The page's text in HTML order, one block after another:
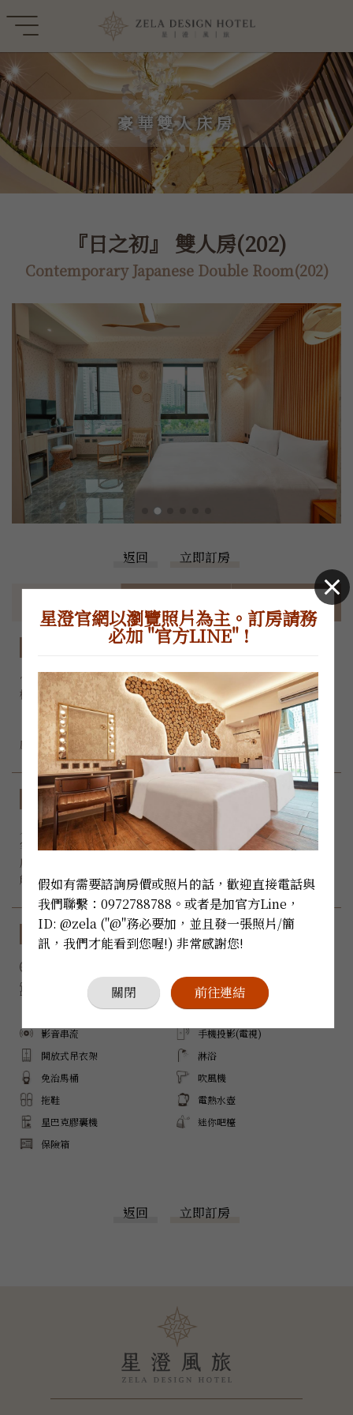
豪華雙人床房
『日之初』 雙人房(202)
Contemporary Japanese Double Room(202)
返回 立即訂房
~因為官網控房不易，正確房況和價格，請加LINE或電洽櫃
檯，感謝您的體諒~
『日系輕井澤渡假風，讓您身處在日式氛圍裡，
房型規格
入住人數：
x 2
客房床型：6呎加大Queen size雙人床
房間大小：23 m²
能否加床：無
設備與服務
三菱空調
Samsung 電視
影音串流
手機投影(電視)
開放式吊衣架
淋浴
免治馬桶
吹風機
拖鞋
電熱水壺
星巴克膠囊機
迷你吧檯
保險箱
返回 立即訂房
星澄官網以瀏覽照片為主。訂房請務
必加 "官方LINE" !
假如有需要諮詢房價或照片的話，歡迎直接電話與
我們聯繫：0972788788。或者是加官方Line，
ID: @zela ("@"務必要加，並且發一張照片/簡
訊，我們才能看到您喔!) 非常感謝您!
關閉 前往連結